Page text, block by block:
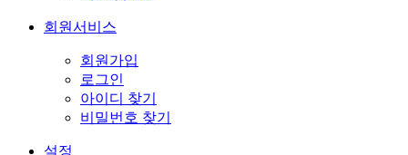
회원서비스
회원가입
로그인
아이디 찾기
비밀번호 찾기
설정